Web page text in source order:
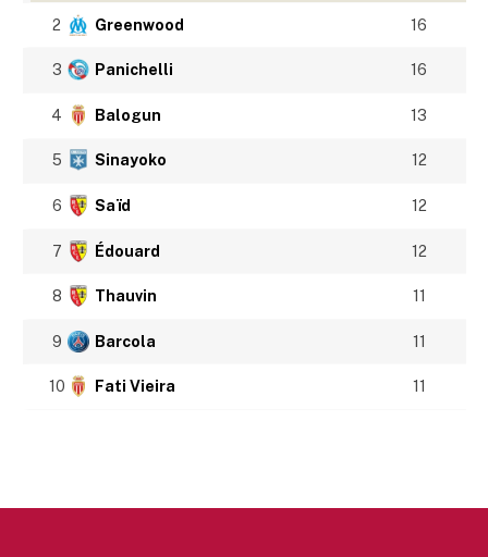
2 Greenwood 16
3 Panichelli 16
4 Balogun 13
5 Sinayoko 12
6 Saïd 12
7 Édouard 12
8 Thauvin 11
9 Barcola 11
10 Fati Vieira 11